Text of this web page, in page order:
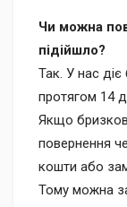
Чи можна
підійшло?
Так. У нас
протягом 14
Якщо
повернення
кошти або
Тому можна